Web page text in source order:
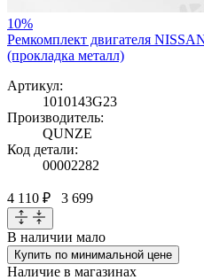
10%
Ремкомплект двигателя
(прокладка металл)
Артикул:
1010143G23
Производитель:
QUNZE
Код детали:
00002282
4 110 ₽ 3 699
В наличии мало
Купить по минимальной цене
Наличие в магазинах